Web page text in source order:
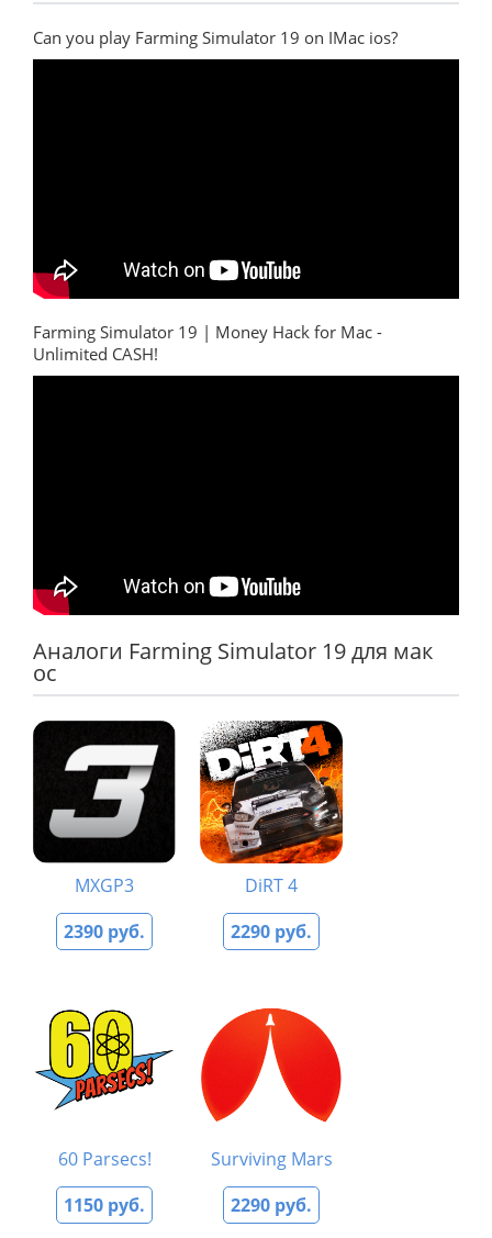
Can you play Farming Simulator 19 on IMac ios?
Farming Simulator 19 | Money Hack for Mac -
Unlimited CASH!
Аналоги Farming Simulator 19 для мак
ос
MXGP3
2390 руб.
DiRT 4
2290 руб.
60 Parsecs!
1150 руб.
Surviving Mars
2290 руб.